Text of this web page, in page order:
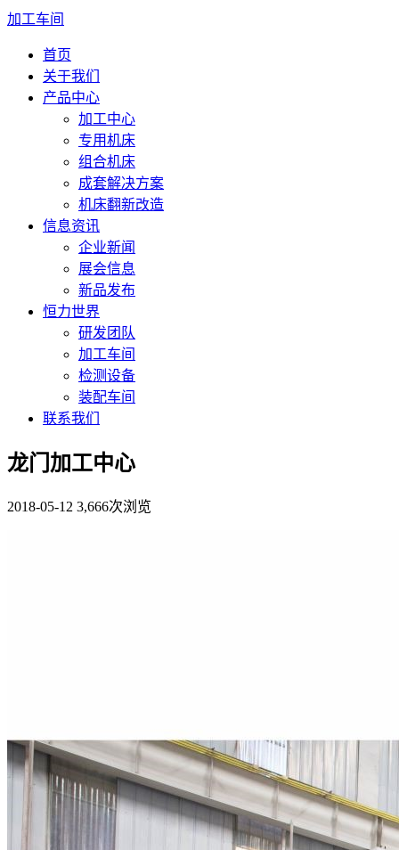
加工车间
首页
关于我们
产品中心
加工中心
专用机床
组合机床
成套解决方案
机床翻新改造
信息资讯
企业新闻
展会信息
新品发布
恒力世界
研发团队
加工车间
检测设备
装配车间
联系我们
龙门加工中心
2018-05-12 3,666次浏览